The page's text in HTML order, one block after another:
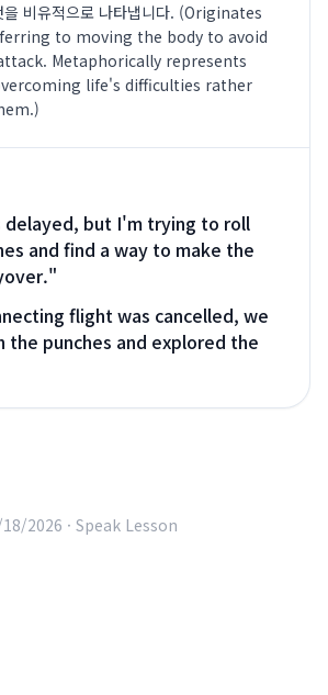
을 비유적으로 나타냅니다. (Originates
to moving the body to avoid
Metaphorically represents
life's difficulties rather
delayed, but I'm trying to roll
and find a way to make the
"
flight was cancelled, we
the punches and explored the
2026 · Speak Lesson